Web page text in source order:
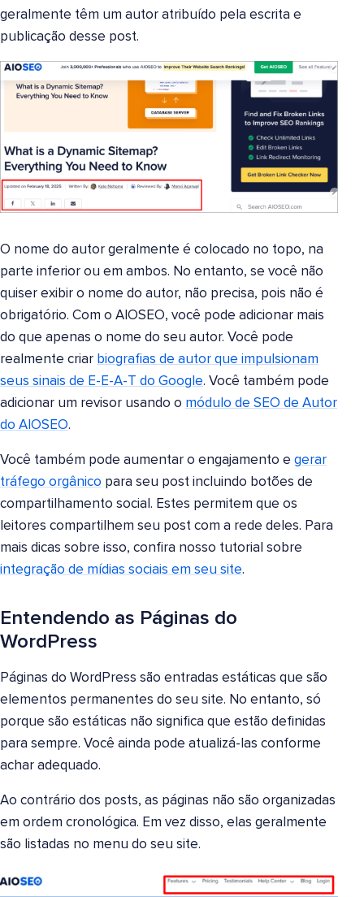
geralmente têm um autor atribuído pela escrita e
publicação desse post.
O nome do autor geralmente é colocado no topo, na
parte inferior ou em ambos. No entanto, se você não
quiser exibir o nome do autor, não precisa, pois não é
obrigatório. Com o AIOSEO, você pode adicionar mais
do que apenas o nome do seu autor. Você pode
realmente criar biografias de autor que impulsionam
seus sinais de E-E-A-T do Google. Você também pode
adicionar um revisor usando o módulo de SEO de Autor
do AIOSEO.
Você também pode aumentar o engajamento e gerar
tráfego orgânico para seu post incluindo botões de
compartilhamento social. Estes permitem que os
leitores compartilhem seu post com a rede deles. Para
mais dicas sobre isso, confira nosso tutorial sobre
integração de mídias sociais em seu site.
Entendendo as Páginas do
WordPress
Páginas do WordPress são entradas estáticas que são
elementos permanentes do seu site. No entanto, só
porque são estáticas não significa que estão definidas
para sempre. Você ainda pode atualizá-las conforme
achar adequado.
Ao contrário dos posts, as páginas não são organizadas
em ordem cronológica. Em vez disso, elas geralmente
são listadas no menu do seu site.